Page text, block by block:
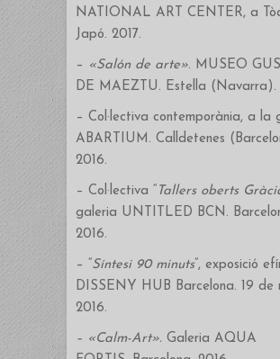
NATIONAL ART CENTER, a
Japó. 2017.
– «Salón de arte». MUSEO
DE MAEZTU. Estella (Navarra).
– Col·lectiva contemporània, a la
ABARTIUM. Calldetenes
2016.
– Col·lectiva “ Tallers oberts
galeria UNTITLED BCN.
2016.
– “ Síntesi 90 minuts”, exposició
DISSENY HUB Barcelona. 19 de
2016.
– «Calm-Art». Galeria AQUA